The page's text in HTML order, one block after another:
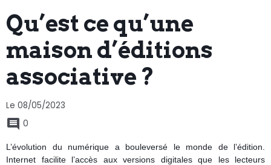
Qu’est ce qu’une
maison d’éditions
associative ?
Le 08/05/2023
0
L’évolution du numérique a bouleversé le monde de l’édition.
Internet facilite l’accès aux versions digitales que les lecteurs